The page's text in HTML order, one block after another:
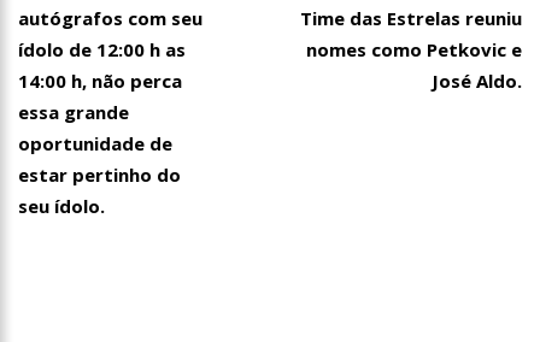
autógrafos com seu
ídolo de 12:00 h as
14:00 h, não perca
essa grande
oportunidade de
estar pertinho do
seu ídolo.
Time das Estrelas reuniu
nomes como Petkovic e
José Aldo.